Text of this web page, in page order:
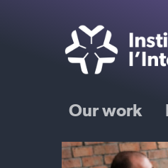
Our work